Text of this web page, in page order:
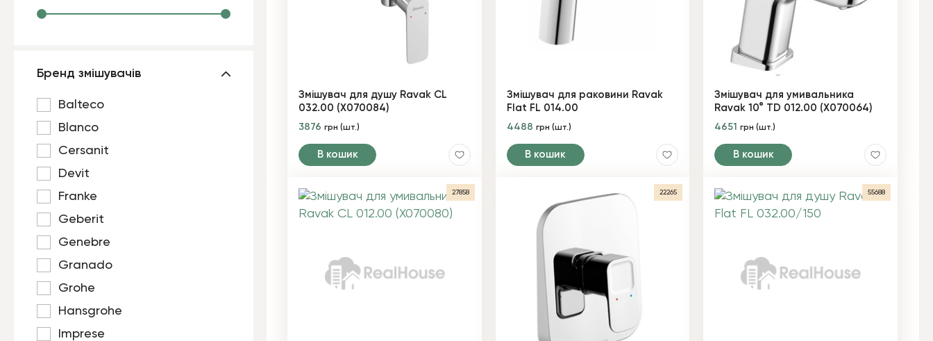
Бренд змішувачів
Balteco
Blanco
Cersanit
Devit
Franke
Geberit
Genebre
Granado
Grohe
Hansgrohe
Imprese
Змішувач для душу Ravak CL
032.00 (X070084)
3876 грн (шт.)
В кошик
Змішувач для раковини Ravak
Flat FL 014.00
4488 грн (шт.)
В кошик
Змішувач для умивальника
Ravak 10° TD 012.00 (X070064)
4651грн (шт.)
В кошик
27858 22265 55688